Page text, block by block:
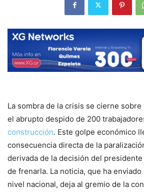
La sombra de la crisis se cierne
el abrupto despido de 200
construcción. Este golpe económico
consecuencia directa de la
derivada de la decisión del
de frenarla. La noticia, que ha
nivel nacional, deja al gremio de la